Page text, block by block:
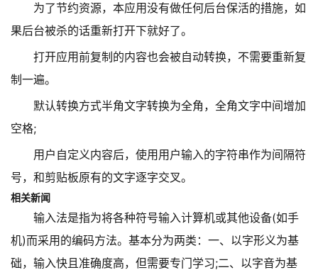
为了节约资源，本应用没有做任何后台保活的措施，如
果后台被杀的话重新打开下就好了。
打开应用前复制的内容也会被自动转换，不需要重新复
制一遍。
默认转换方式半角文字转换为全角，全角文字中间增加
空格;
用户自定义内容后，使用用户输入的字符串作为间隔符
号，和剪贴板原有的文字逐字交叉。
相关新闻
输入法是指为将各种符号输入计算机或其他设备(如手
机)而采用的编码方法。基本分为两类：一、以字形义为基
础，输入快且准确度高，但需要专门学习;二、以字音为基